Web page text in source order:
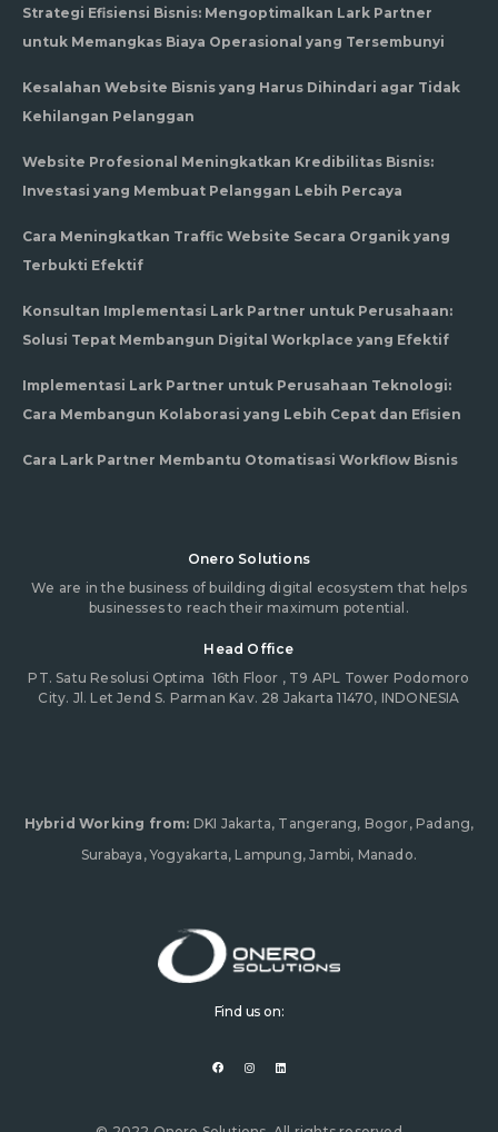
Strategi Efisiensi Bisnis: Mengoptimalkan Lark Partner
untuk Memangkas Biaya Operasional yang Tersembunyi
Kesalahan Website Bisnis yang Harus Dihindari agar Tidak
Kehilangan Pelanggan
Website Profesional Meningkatkan Kredibilitas Bisnis:
Investasi yang Membuat Pelanggan Lebih Percaya
Cara Meningkatkan Traffic Website Secara Organik yang
Terbukti Efektif
Konsultan Implementasi Lark Partner untuk Perusahaan:
Solusi Tepat Membangun Digital Workplace yang Efektif
Implementasi Lark Partner untuk Perusahaan Teknologi:
Cara Membangun Kolaborasi yang Lebih Cepat dan Efisien
Cara Lark Partner Membantu Otomatisasi Workflow Bisnis
Onero Solutions
We are in the business of building digital ecosystem that helps
businesses to reach their maximum potential.
Head Office
PT. Satu Resolusi Optima 16th Floor , T9 APL Tower Podomoro
City. Jl. Let Jend S. Parman Kav. 28 Jakarta 11470, INDONESIA
Hybrid Working from: DKI Jakarta, Tangerang, Bogor, Padang,
Surabaya, Yogyakarta, Lampung, Jambi, Manado.
Find us on:
a
o
n i